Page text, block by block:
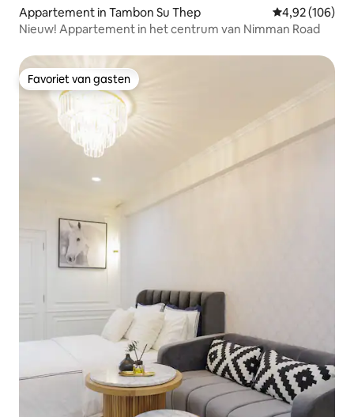
Appartement in Tambon Su Thep Gemiddelde
4,92 (106)
Nieuw! Appartement in het centrum van Nimman Road
Favoriet van gasten
Favoriet van gasten